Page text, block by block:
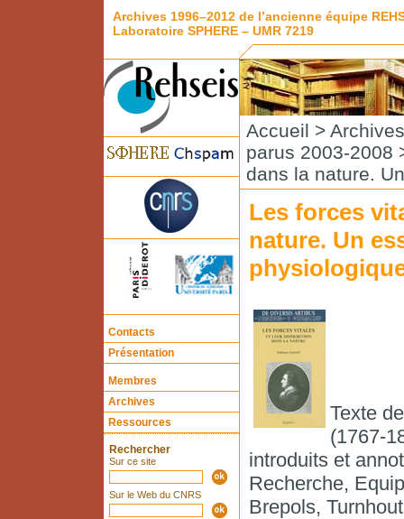
Archives 1996–2012 de l’ancienne équipe
Laboratoire SPHERE – UMR 7219
Contacts
Présentation
Membres
Archives
Ressources
Rechercher
Sur ce site
Sur le Web du CNRS
Accueil > Archives
parus 2003-2008
dans la nature.
Les forces
nature. Un
Texte
(1767-
introduits et
Recherche,
Brepols,